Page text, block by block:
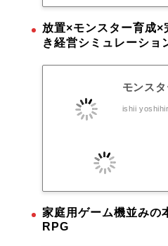
放置×モンスター育成
き経営シミュレーショ
モンス
ishii
家庭用ゲーム機並みの
RPG